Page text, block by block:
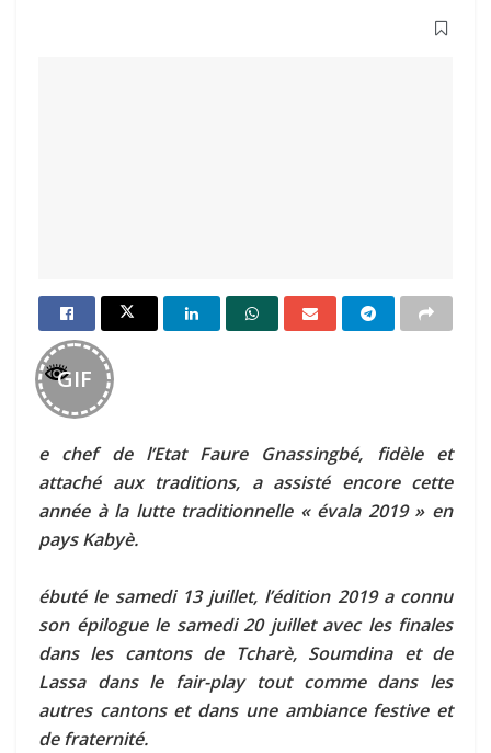
GIF
e chef de l’Etat Faure Gnassingbé, fidèle et
attaché aux traditions, a assisté encore cette
année à la lutte traditionnelle « évala 2019 » en
pays Kabyè.
ébuté le samedi 13 juillet, l’édition 2019 a connu
son épilogue le samedi 20 juillet avec les finales
dans les cantons de Tcharè, Soumdina et de
Lassa dans le fair-play tout comme dans les
autres cantons et dans une ambiance festive et
de fraternité.